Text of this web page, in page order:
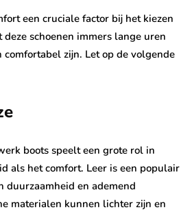
een cruciale factor bij het kiezen
schoenen immers lange uren
comfortabel zijn. Let op de volgende
boots speelt een grote rol in
als het comfort. Leer is een populair
duurzaamheid en ademend
materialen kunnen lichter zijn en